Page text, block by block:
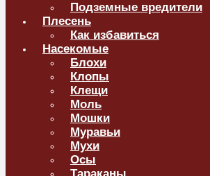
Подземные вредители
Плесень
Как избавиться
Насекомые
Блохи
Клопы
Клещи
Моль
Мошки
Муравьи
Мухи
Осы